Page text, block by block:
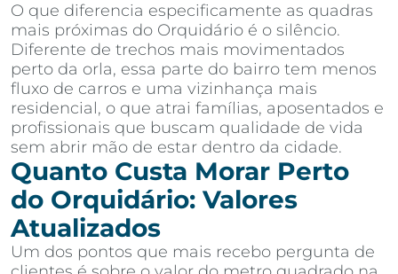
O que diferencia especificamente as quadras
mais próximas do Orquidário é o silêncio.
Diferente de trechos mais movimentados
perto da orla, essa parte do bairro tem menos
fluxo de carros e uma vizinhança mais
residencial, o que atrai famílias, aposentados e
profissionais que buscam qualidade de vida
sem abrir mão de estar dentro da cidade.
Quanto Custa Morar Perto
do Orquidário: Valores
Atualizados
Um dos pontos que mais recebo pergunta de